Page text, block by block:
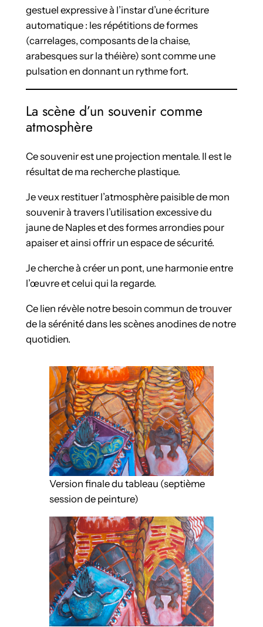
gestuel expressive à l’instar d’une écriture
automatique : les répétitions de formes
(carrelages, composants de la chaise,
arabesques sur la théière) sont comme une
pulsation en donnant un rythme fort.
La scène d’un souvenir comme
atmosphère
Ce souvenir est une projection mentale. Il est le
résultat de ma recherche plastique.
Je veux restituer l’atmosphère paisible de mon
souvenir à travers l’utilisation excessive du
jaune de Naples et des formes arrondies pour
apaiser et ainsi offrir un espace de sécurité.
Je cherche à créer un pont, une harmonie entre
l’œuvre et celui qui la regarde.
Ce lien révèle notre besoin commun de trouver
de la sérénité dans les scènes anodines de notre
quotidien.
Version finale du tableau (septième
session de peinture)